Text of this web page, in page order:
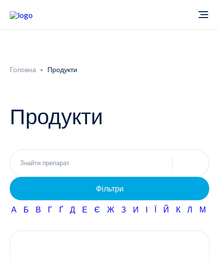
Новини
Неврологія
Фармаконагляд
Кар'єра
Головна Продукти
Продукти
Фільтри
А Б В Г Ґ Д Е Є Ж З И І Ї Й К Л М